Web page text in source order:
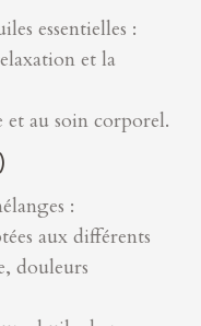
essentielles :
et la
et au soin corporel.
:
aux différents
douleurs